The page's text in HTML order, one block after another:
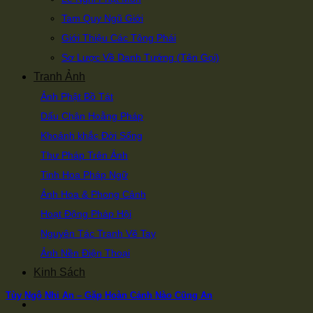
Tam Quy Ngũ Giới
Giới Thiệu Các Tông Phái
Sơ Lược Về Danh Tướng (Tên Gọi)
Tranh Ảnh
Ảnh Phật Bồ Tát
Dấu Chân Hoằng Pháp
Khoảnh khắc Đời Sống
Thư Pháp Trên Ảnh
Tinh Hoa Pháp Ngữ
Ảnh Hoa & Phong Cảnh
Hoạt Động Pháp Hội
Nguyên Tác Tranh Vẽ Tay
Ảnh Nền Điện Thoại
Kinh Sách
Tùy Ngộ Nhi An – Gặp Hoàn Cảnh Nào Cũng An